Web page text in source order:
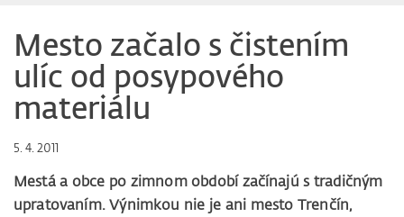
Mesto začalo s čistením
ulíc od posypového
materiálu
5. 4. 2011
Mestá a obce po zimnom období začínajú s tradičným
upratovaním. Výnimkou nie je ani mesto Trenčín,